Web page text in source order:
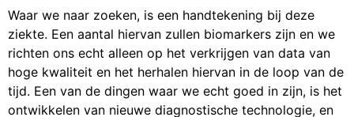
Waar we naar zoeken, is een handtekening bij deze
ziekte. Een aantal hiervan zullen biomarkers zijn en we
richten ons echt alleen op het verkrijgen van data van
hoge kwaliteit en het herhalen hiervan in de loop van de
tijd. Een van de dingen waar we echt goed in zijn, is het
ontwikkelen van nieuwe diagnostische technologie, en